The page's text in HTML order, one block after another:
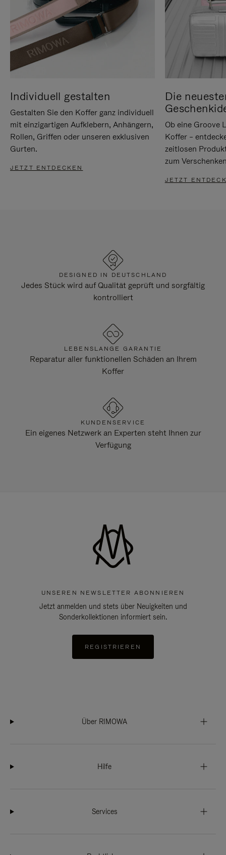
Individuell gestalten
Gestalten Sie den Koffer ganz individuell
mit einzigartigen Aufklebern, Anhängern,
Rollen, Griffen oder unseren exklusiven
Gurten.
JETZT ENTDECKEN
Die
Ob eine Groove
Koffer –
zeitlosen
zum
JETZT
DESIGNED IN DEUTSCHLAND
Jedes Stück wird auf Qualität geprüft und sorgfältig
kontrolliert
LEBENSLANGE GARANTIE
Reparatur aller funktionellen Schäden an Ihrem
Koffer
KUNDENSERVICE
Ein eigenes Netzwerk an Experten steht Ihnen zur
Verfügung
UNSEREN NEWSLETTER ABONNIEREN
Jetzt anmelden und stets über Neuigkeiten und
Sonderkollektionen informiert sein.
REGISTRIEREN
Über RIMOWA
Hilfe
Services